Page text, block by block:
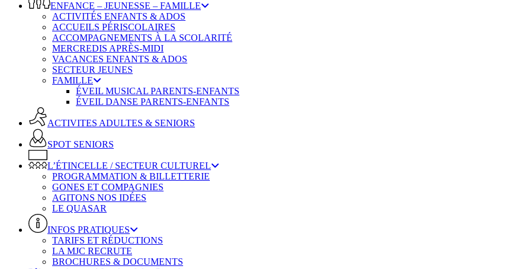
ENFANCE – JEUNESSE – FAMILLE
ACTIVITÉS ENFANTS & ADOS
ACCUEILS PÉRISCOLAIRES
ACCOMPAGNEMENTS À LA SCOLARITÉ
MERCREDIS APRÈS-MIDI
VACANCES ENFANTS & ADOS
SECTEUR JEUNES
FAMILLE
ÉVEIL MUSICAL PARENTS-ENFANTS
ÉVEIL DANSE PARENTS-ENFANTS
ACTIVITES ADULTES & SENIORS
SPOT SENIORS
L’ÉTINCELLE / SECTEUR CULTUREL
PROGRAMMATION & BILLETTERIE
GONES ET COMPAGNIES
AGITONS NOS IDÉES
LE QUASAR
INFOS PRATIQUES
TARIFS ET RÉDUCTIONS
LA MJC RECRUTE
BROCHURES & DOCUMENTS